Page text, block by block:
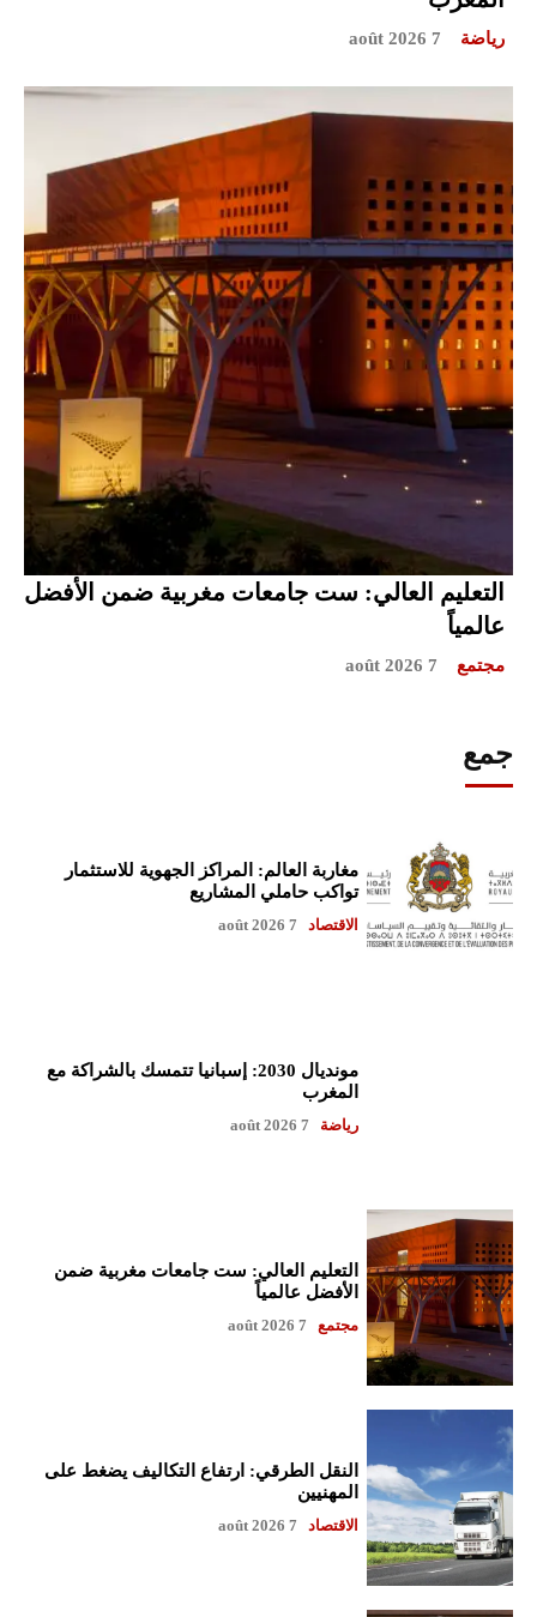
رياضة 7 août 2026
التعليم العالي: ست جامعات مغربية ضمن الأفضل
عالمياً
مجتمع 7 août 2026
جمع
مغاربة العالم: المراكز الجهوية للاستثمار
تواكب حاملي المشاريع
الاقتصاد 7 août 2026
مونديال 2030: إسبانيا تتمسك بالشراكة مع
المغرب
رياضة 7 août 2026
التعليم العالي: ست جامعات مغربية ضمن
الأفضل عالمياً
مجتمع 7 août 2026
النقل الطرقي: ارتفاع التكاليف يضغط على
المهنيين
الاقتصاد 7 août 2026